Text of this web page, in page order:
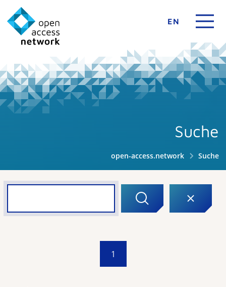
EN
Suche
open-access.network Suche
1